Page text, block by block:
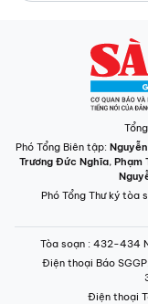
Phó Tổng Biên tập:
Trương Đức Nghĩa, Phạm
Phó Tổng Thư ký tòa
Tòa soạn : 432-434
Điện thoại Báo SGGP
Điện thoại